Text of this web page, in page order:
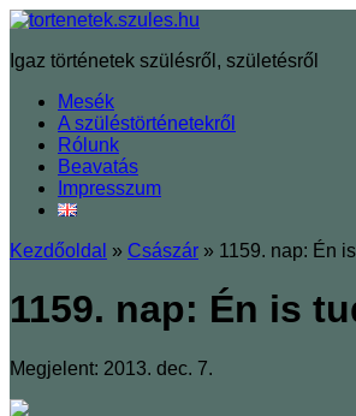
Igaz történetek szülésről, születésről
Mesék
A szüléstörténetekről
Rólunk
Beavatás
Impresszum
Kezdőoldal » Császár » 1159. nap: Én
1159. nap: Én is
Megjelent: 2013. dec. 7.